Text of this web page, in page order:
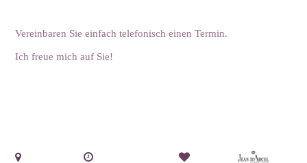
Vereinbaren Sie einfach telefonisch einen Termin.
Ich freue mich auf Sie!